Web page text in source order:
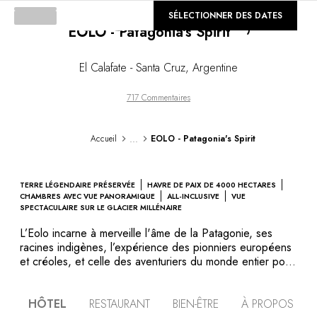
GALERIE
EOLO - Patagonia's Spirit
El Calafate - Santa Cruz, Argentine
717 Commentaires
Accueil ... EOLO - Patagonia's Spirit
TERRE LÉGENDAIRE PRÉSERVÉE
HAVRE DE PAIX DE 4000 HECTARES
CHAMBRES AVEC VUE PANORAMIQUE
ALL-INCLUSIVE
VUE
SPECTACULAIRE SUR LE GLACIER MILLÉNAIRE
L’Eolo incarne à merveille l'âme de la Patagonie, ses
racines indigènes, l’expérience des pionniers européens
et créoles, et celle des aventuriers du monde entier pour
000 hectares, près d’El Calafate, sur la route du glacier
SÉLECTIONNER DES DATES
HÔTEL RESTAURANT BIEN-ÊTRE À PROPOS